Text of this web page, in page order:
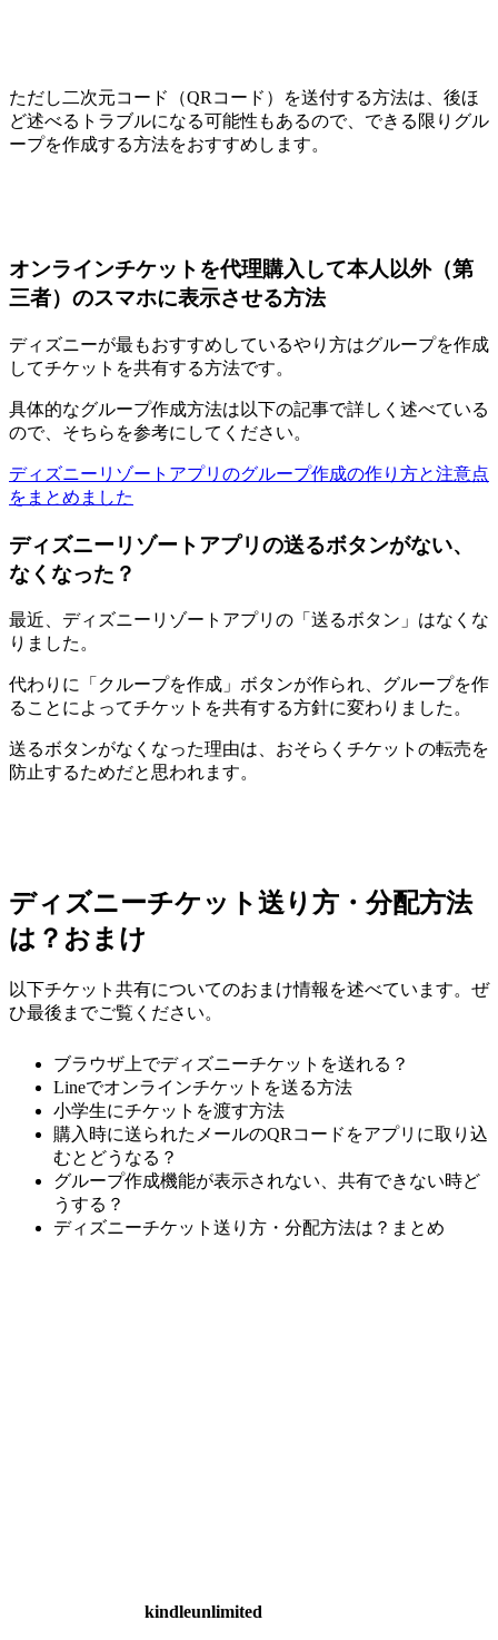
ただし二次元コード（QRコード）を送付する方法は、後ほ
ど述べるトラブルになる可能性もあるので、できる限りグル
ープを作成する方法をおすすめします。
オンラインチケットを代理購入して本人以外（第
三者）のスマホに表示させる方法
ディズニーが最もおすすめしているやり方はグループを作成
してチケットを共有する方法です。
具体的なグループ作成方法は以下の記事で詳しく述べている
ので、そちらを参考にしてください。
ディズニーリゾートアプリのグループ作成の作り方と注意点
をまとめました
ディズニーリゾートアプリの送るボタンがない、
なくなった？
最近、ディズニーリゾートアプリの「送るボタン」はなくな
りました。
代わりに「クループを作成」ボタンが作られ、グループを作
ることによってチケットを共有する方針に変わりました。
送るボタンがなくなった理由は、おそらくチケットの転売を
防止するためだと思われます。
ディズニーチケット送り方・分配方法
は？おまけ
以下チケット共有についてのおまけ情報を述べています。ぜ
ひ最後までご覧ください。
ブラウザ上でディズニーチケットを送れる？
Lineでオンラインチケットを送る方法
小学生にチケットを渡す方法
購入時に送られたメールのQRコードをアプリに取り込
むとどうなる？
グループ作成機能が表示されない、共有できない時ど
うする？
ディズニーチケット送り方・分配方法は？まとめ
kindleunlimited